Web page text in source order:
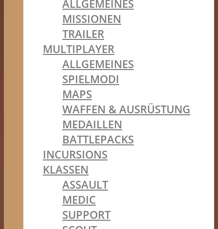
ALLGEMEINES
MISSIONEN
TRAILER
MULTIPLAYER
ALLGEMEINES
SPIELMODI
MAPS
WAFFEN & AUSRÜSTUNG
MEDAILLEN
BATTLEPACKS
INCURSIONS
KLASSEN
ASSAULT
MEDIC
SUPPORT